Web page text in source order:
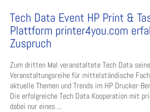
Tech Data Event HP Print &
Plattform printer4you.com
Zuspruch
Zum dritten Mal veranstaltete Tech Data
Veranstaltungsreihe für mittelständische
aktuelle Themen und Trends im HP Drucker-
Die erfolgreiche Tech Data Kooperation mit
dabei nur eines ...